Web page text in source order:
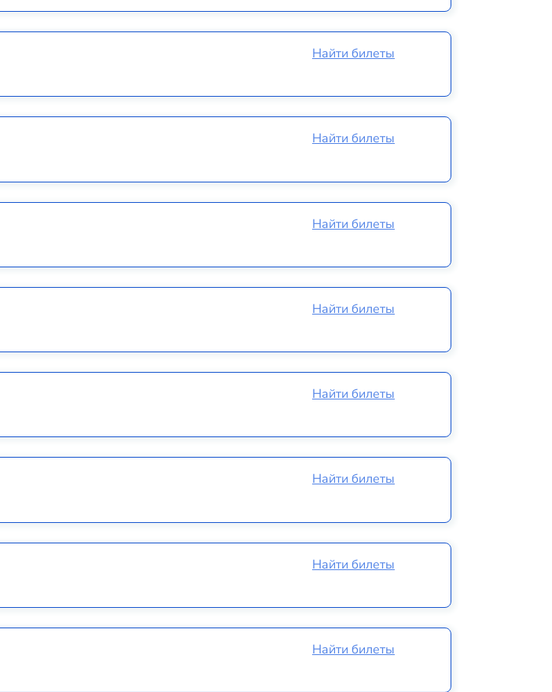
Найти билеты
Найти билеты
Найти билеты
Найти билеты
Найти билеты
Найти билеты
Найти билеты
Найти билеты